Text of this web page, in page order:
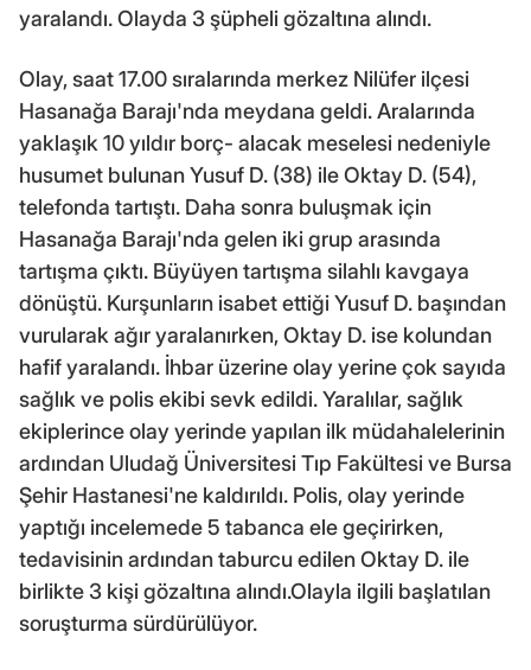
yaralandı. Olayda 3 şüpheli gözaltına alındı.
Olay, saat 17.00 sıralarında merkez Nilüfer ilçesi
Hasanağa Barajı'nda meydana geldi. Aralarında
yaklaşık 10 yıldır borç- alacak meselesi nedeniyle
husumet bulunan Yusuf D. (38) ile Oktay D. (54),
telefonda tartıştı. Daha sonra buluşmak için
Hasanağa Barajı'nda gelen iki grup arasında
tartışma çıktı. Büyüyen tartışma silahlı kavgaya
dönüştü. Kurşunların isabet ettiği Yusuf D. başından
vurularak ağır yaralanırken, Oktay D. ise kolundan
hafif yaralandı. İhbar üzerine olay yerine çok sayıda
sağlık ve polis ekibi sevk edildi. Yaralılar, sağlık
ekiplerince olay yerinde yapılan ilk müdahalelerinin
ardından Uludağ Üniversitesi Tıp Fakültesi ve Bursa
Şehir Hastanesi'ne kaldırıldı. Polis, olay yerinde
yaptığı incelemede 5 tabanca ele geçirirken,
tedavisinin ardından taburcu edilen Oktay D. ile
birlikte 3 kişi gözaltına alındı.Olayla ilgili başlatılan
soruşturma sürdürülüyor.